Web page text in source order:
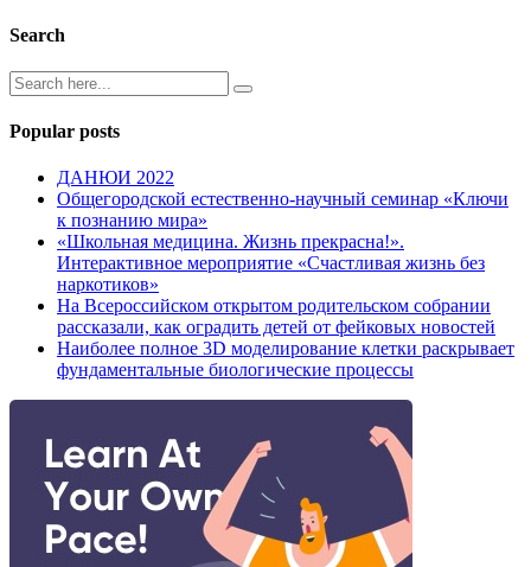
Search
Popular posts
ДАНЮИ 2022
Общегородской естественно-научный семинар «Ключи
к познанию мира»
«Школьная медицина. Жизнь прекрасна!».
Интерактивное мероприятие «Счастливая жизнь без
наркотиков»
На Всероссийском открытом родительском собрании
рассказали, как оградить детей от фейковых новостей
Наиболее полное 3D моделирование клетки раскрывает
фундаментальные биологические процессы